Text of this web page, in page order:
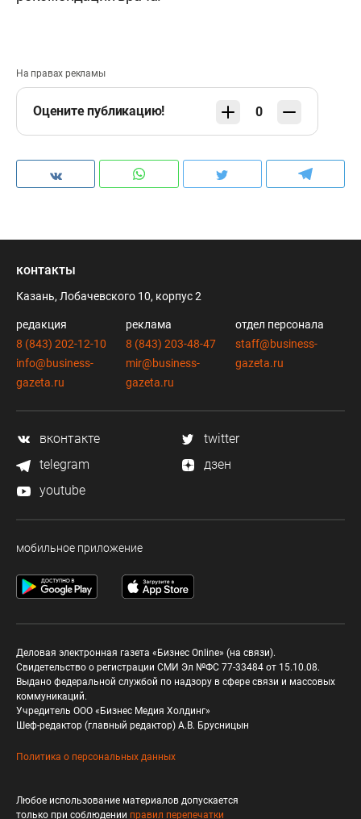
На правах рекламы
Оцените публикацию! 0
контакты
Казань, Лобачевского 10, корпус 2
редакция
8 (843) 202-12-10
info@business-
gazeta.ru
реклама
8 (843) 203-48-47
mir@business-
gazeta.ru
отдел персонала
staff@business-
gazeta.ru
вконтакте
twitter
telegram
дзен
youtube
мобильное приложение
Деловая электронная газета «Бизнес Online» (на связи).
Свидетельство о регистрации СМИ Эл №ФС 77-33484 от 15.10.08.
Выдано федеральной службой по надзору в сфере связи и массовых
коммуникаций.
Учредитель ООО «Бизнес Медия Холдинг»
Шеф-редактор (главный редактор) А.В. Брусницын
Политика о персональных данных
Любое использование материалов допускается
только при соблюдении правил перепечатки